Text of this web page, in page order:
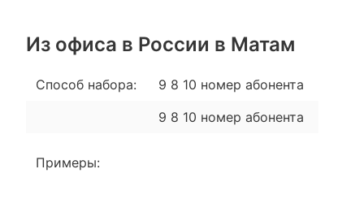
Из офиса в России в Матам
Способ набора:
9 8 10 номер абонента
9 8 10 номер абонента
Примеры: